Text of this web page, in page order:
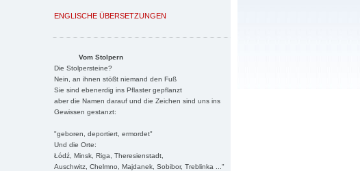
ENGLISCHE ÜBERSETZUNGEN
Vom Stolpern
Die Stolpersteine?
Nein, an ihnen stößt niemand den Fuß
Sie sind ebenerdig ins Pflaster gepflanzt
aber die Namen darauf und die Zeichen sind uns ins
Gewissen gestanzt:
"geboren, deportiert, ermordet"
Und die Orte:
Łódź, Minsk, Riga, Theresienstadt,
Auschwitz, Chelmno, Majdanek, Sobibor, Treblinka ..."